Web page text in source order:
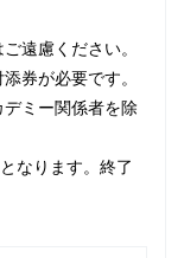
遠慮ください。
券が必要です。
ミー関係者を除
なります。終了